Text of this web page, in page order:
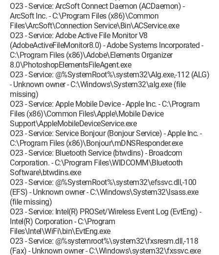
O23 - Service: ArcSoft Connect Daemon (ACDaemon) -
ArcSoft Inc. - C:\Program Files (x86)\Common
Files\ArcSoft\Connection Service\Bin\ACService.exe
O23 - Service: Adobe Active File Monitor V8
(AdobeActiveFileMonitor8.0) - Adobe Systems Incorporated -
C:\Program Files (x86)\Adobe\Elements Organizer
8.0\PhotoshopElementsFileAgent.exe
O23 - Service: @%SystemRoot%\system32\Alg.exe,-112 (ALG)
- Unknown owner - C:\Windows\System32\alg.exe (file
missing)
O23 - Service: Apple Mobile Device - Apple Inc. - C:\Program
Files (x86)\Common Files\Apple\Mobile Device
Support\AppleMobileDeviceService.exe
O23 - Service: Service Bonjour (Bonjour Service) - Apple Inc. -
C:\Program Files (x86)\Bonjour\mDNSResponder.exe
O23 - Service: Bluetooth Service (btwdins) - Broadcom
Corporation. - C:\Program Files\WIDCOMM\Bluetooth
Software\btwdins.exe
O23 - Service: @%SystemRoot%\system32\efssvc.dll,-100
(EFS) - Unknown owner - C:\Windows\System32\lsass.exe
(file missing)
O23 - Service: Intel(R) PROSet/Wireless Event Log (EvtEng) -
Intel(R) Corporation - C:\Program
Files\Intel\WiFi\bin\EvtEng.exe
O23 - Service: @%systemroot%\system32\fxsresm.dll,-118
(Fax) - Unknown owner - C:\Windows\system32\fxssvc.exe